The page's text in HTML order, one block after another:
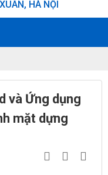
HÀ NỘI
và Ứng dụng
mặt dựng